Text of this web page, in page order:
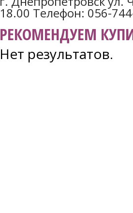
18.00 Телефон: 056-
РЕКОМЕНДУЕМ
Нет результатов.